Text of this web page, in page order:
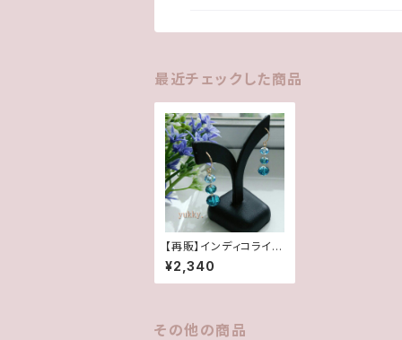
最近チェックした商品
【再販】インディコライト
＊アクアマリン☆ｸﾞﾗﾃﾞ
ｰｼｮﾝ14Kgf
¥2,340
その他の商品